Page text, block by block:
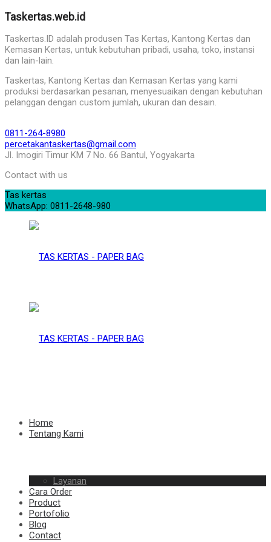
Taskertas.web.id
Taskertas.ID adalah produsen Tas Kertas, Kantong Kertas dan
Kemasan Kertas, untuk kebutuhan pribadi, usaha, toko, instansi
dan lain-lain.
Taskertas, Kantong Kertas dan Kemasan Kertas yang kami
produksi berdasarkan pesanan, menyesuaikan dengan kebutuhan
pelanggan dengan custom jumlah, ukuran dan desain.
0811-264-8980
percetakantaskertas@gmail.com
Jl. Imogiri Timur KM 7 No. 66 Bantul, Yogyakarta
Contact with us
Tas kertas
WhatsApp: 0811-2648-980
–
KERTAS
Home
Tentang Kami
Layanan
Cara Order
Product
Portofolio
Blog
Contact